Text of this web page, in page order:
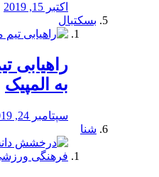
اکتبر 15, 2019
بسکتبال
راهیابی
به المپیک
سپتامبر 24, 2019
شنا